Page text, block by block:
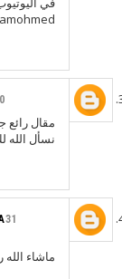
30
مقال رائع
نسأل الله
31
ماشاء